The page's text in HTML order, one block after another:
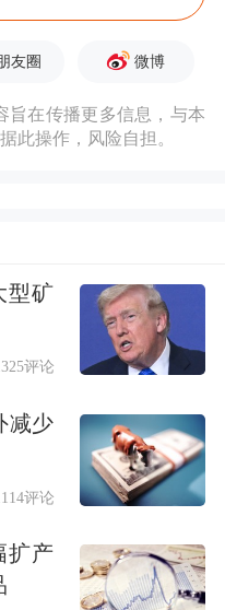
角色，但如今市
的估值依旧处于
持续。
行情以来，影
行为显著分化。
相对滞后，散户
持续买入。2025
8月期间，券商
情呈现机构买入
友圈 微博
旨在传播更多信息，与本
此操作，风险自担。
型矿
评论
减少
评论
扩产